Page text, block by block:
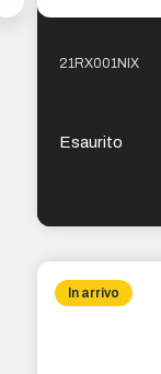
21RX001NIX
Esaurito
In arrivo